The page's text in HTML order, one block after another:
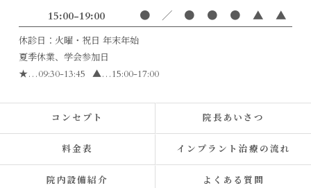
15:00-19:00
● ／ ● ● ● ▲ ▲
休診日：火曜・祝日 年末年始
夏季休業、学会参加日
★…09:30-13:45 ▲…15:00-17:00
コンセプト 院長あいさつ
料金表 インプラント治療の流れ
院内設備紹介 よくある質問